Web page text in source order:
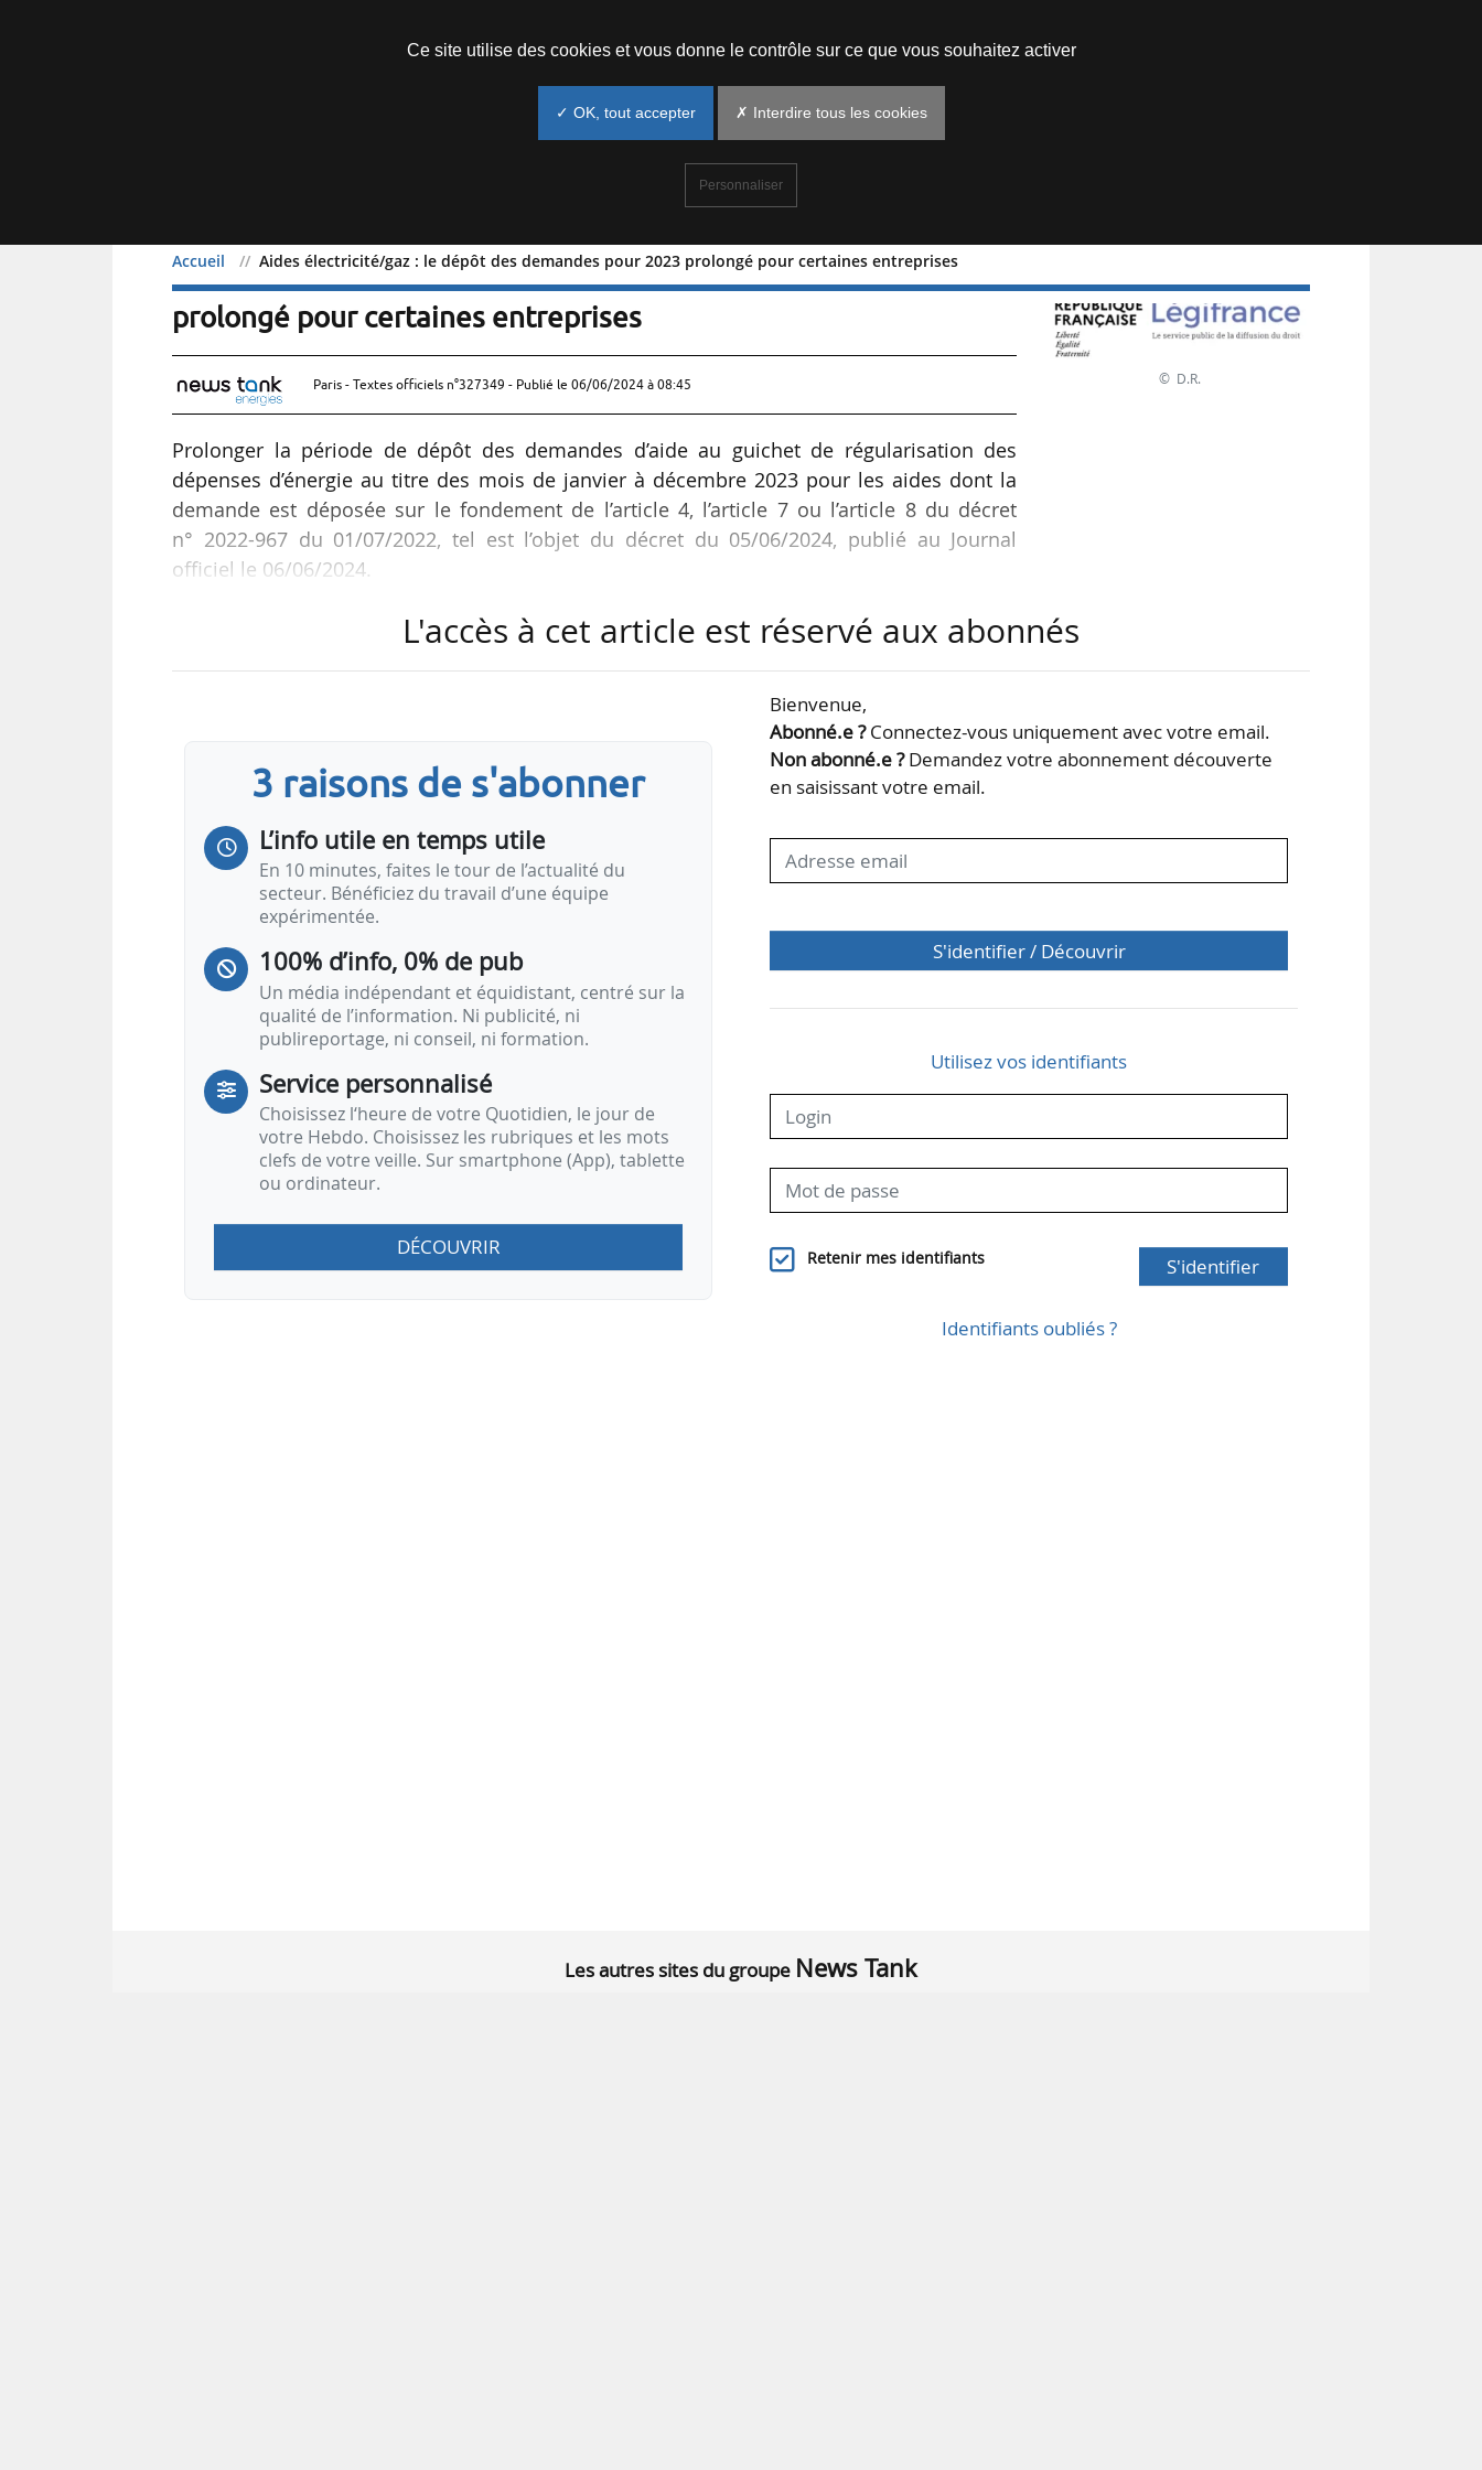
Accueil Aides électricité/gaz : le dépôt des demandes pour 2023 prolongé pour certaines entreprises
Aides électricité/gaz : le dépôt des demandes pour 2023
prolongé pour certaines entreprises
Paris - Textes officiels n°327349 - Publié le 06/06/2024 à 08:45
Prolonger la période de dépôt des demandes d’aide au guichet de régularisation des
dépenses d’énergie au titre des mois de janvier à décembre 2023 pour les aides dont la
demande est déposée sur le fondement de l’article 4, l’article 7 ou l’article 8 du décret
n° 2022-967 du 01/07/2022, tel est l’objet du décret du 05/06/2024, publié au Journal
officiel le 06/06/2024.
Pour les entreprises concernées, les demandes d’aide pour 2023 peuvent être déposées
Le décret du 05/06/2024 précise également la définition des régularisations des dépenses
des énergies présentes dans les décrets n° 2922-967 du 01/07/2022 et n° 2024-251 du
22/03/2024. Il précise également la notion d’excédent brut d’exploitation de référence
© D.R.
L'accès à cet article est réservé aux abonnés
3 raisons de s'abonner
L’info utile en temps utile
En 10 minutes, faites le tour de l’actualité du
secteur. Bénéficiez du travail d’une équipe
expérimentée.
100% d’info, 0% de pub
Un média indépendant et équidistant, centré sur la
qualité de l’information. Ni publicité, ni
publireportage, ni conseil, ni formation.
Service personnalisé
Choisissez l‘heure de votre Quotidien, le jour de
votre Hebdo. Choisissez les rubriques et les mots
clefs de votre veille. Sur smartphone (App), tablette
ou ordinateur.
DÉCOUVRIR
Bienvenue,
Abonné.e ?Connectez-vous uniquement avec votre email.
Non abonné.e ?Demandez votre abonnement découverte
en saisissant votre email.
S'identifier / Découvrir
Utilisez vos identifiants
Retenir mes identifiants S'identifier
Identifiants oubliés ?
Les autres sites du groupe News Tank
Ce site utilise des cookies et vous donne le contrôle sur ce que vous souhaitez activer
✓ OK, tout accepter ✗ Interdire tous les cookies
Personnaliser